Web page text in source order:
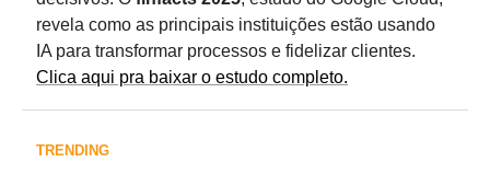
revela como as principais instituições estão usando
IA para transformar processos e fidelizar clientes.
Clica aqui pra baixar o estudo completo.
TRENDING